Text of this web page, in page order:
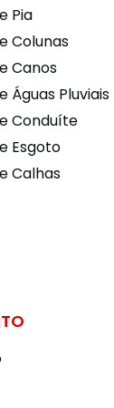
Pia
Colunas
Canos
Águas Pluviais
Conduíte
Esgoto
Calhas